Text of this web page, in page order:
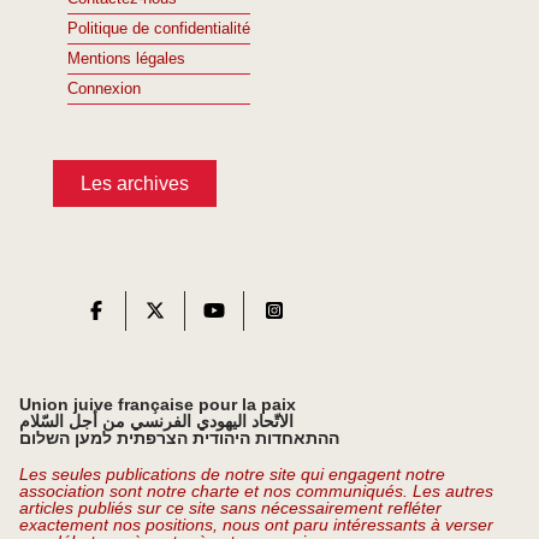
Politique de confidentialité
Mentions légales
Connexion
Les archives
Union juive française pour la paix
الاتّحاد اليهودي الفرنسي من أجل السّلام
ההתאחדות היהודית הצרפתית למען השלום
Les seules publications de notre site qui engagent notre
association sont notre charte et nos communiqués. Les autres
articles publiés sur ce site sans nécessairement refléter
exactement nos positions, nous ont paru intéressants à verser